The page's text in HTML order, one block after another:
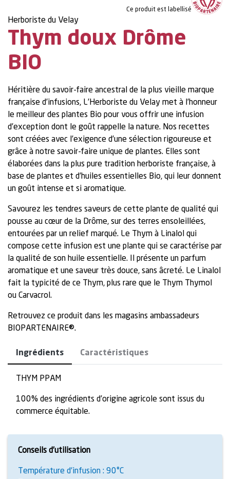
Ce produit est labellisé
Herboriste du Velay
Thym doux Drôme
BIO
Héritière du savoir-faire ancestral de la plus vieille marque
française d’infusions, L’Herboriste du Velay met à l’honneur
le meilleur des plantes Bio pour vous offrir une infusion
d’exception dont le goût rappelle la nature. Nos recettes
sont créées avec l’exigence d’une sélection rigoureuse et
grâce à notre savoir-faire unique de plantes. Elles sont
élaborées dans la plus pure tradition herboriste française, à
base de plantes et d’huiles essentielles Bio, qui leur donnent
un goût intense et si aromatique.
Savourez les tendres saveurs de cette plante de qualité qui
pousse au cœur de la Drôme, sur des terres ensoleillées,
entourées par un relief marqué. Le Thym à Linalol qui
compose cette infusion est une plante qui se caractérise par
la qualité de son huile essentielle. Il présente un parfum
aromatique et une saveur très douce, sans âcreté. Le Linalol
fait la typicité de ce Thym, plus rare que le Thym Thymol
ou Carvacrol.
Retrouvez ce produit dans les magasins ambassadeurs
BIOPARTENAIRE®.
Ingrédients Caractéristiques
THYM PPAM
100% des ingrédients d’origine agricole sont issus du
commerce équitable.
Conseils d’utilisation
Température d'infusion : 90°C